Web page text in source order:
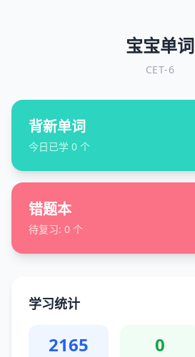
宝宝单词
CET-6
背新单词
今日已学 0 个
错题本
待复习: 0 个
学习统计
2165 0